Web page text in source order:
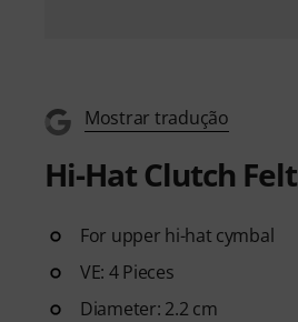
Mostrar tradução
Hi-Hat Clutch Felt
For upper hi-hat cymbal
VE: 4 Pieces
Diameter: 2.2 cm